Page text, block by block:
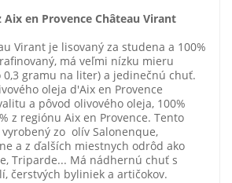
en Provence Château Virant
Virant je lisovaný za studena a 100%
má veľmi nízku mieru
0,3 gramu na liter) a jedinečnú chuť.
oleja d'Aix en Provence
a pôvod olivového oleja, 100%
z regiónu Aix en Provence. Tento
vyrobený zo olív Salonenque,
a z ďalších miestnych odrôd ako
Triparde... Má nádhernú chuť s
čerstvých byliniek a artičokov.